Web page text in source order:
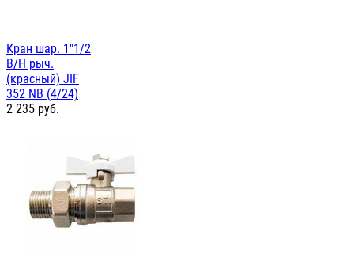
Кран шар. 1"1/2
В/Н рыч.
(красный) JIF
352 NB (4/24)
2 235 руб.